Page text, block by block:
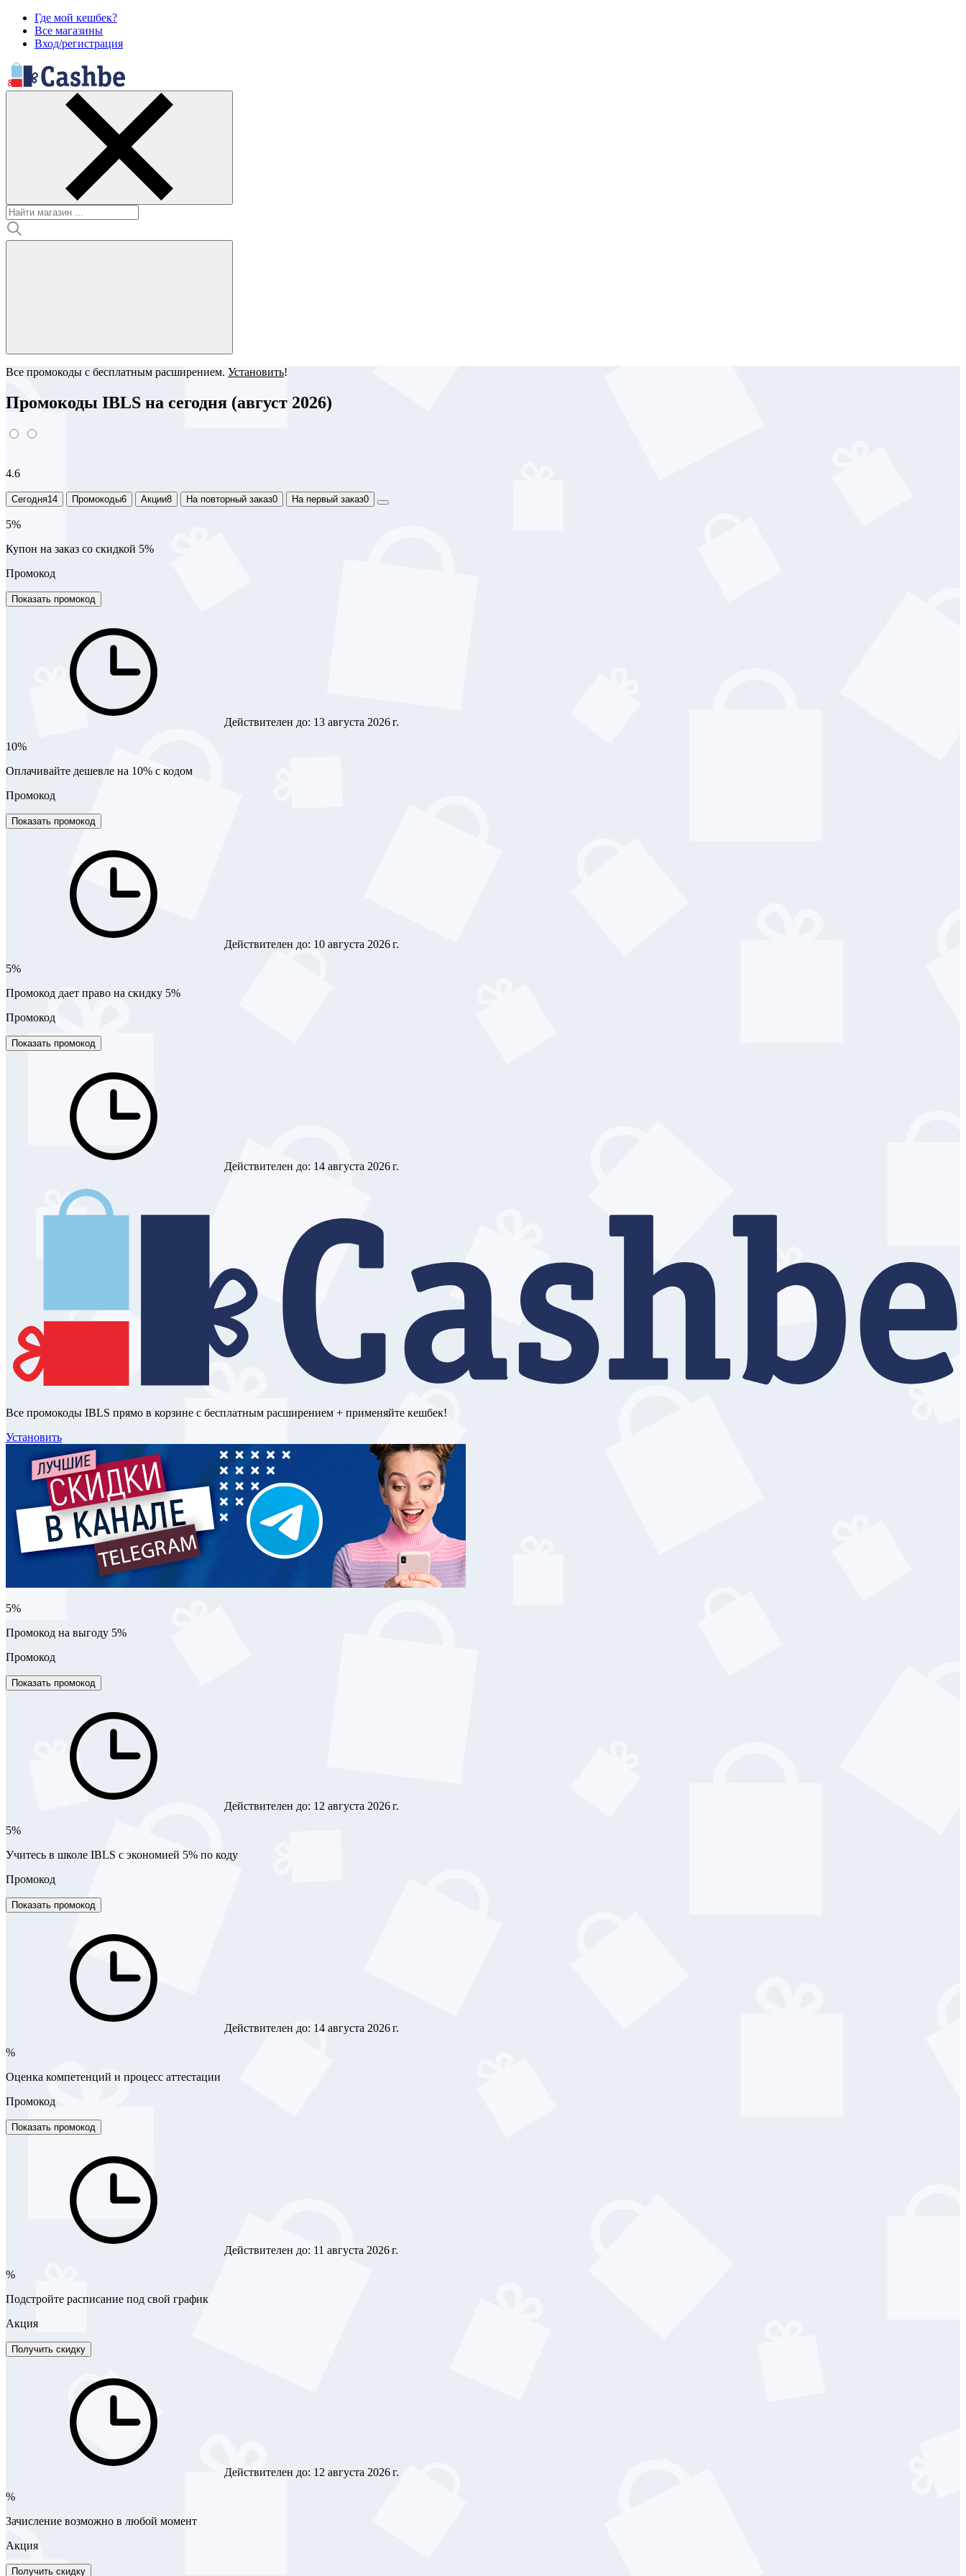
Где мой кешбек?
Все магазины
Вход/регистрация
Все промокоды с бесплатным расширением. Установить!
Промокоды IBLS на сегодня (август 2026)
4.6
Сегодня14 Промокоды6 Акции8 На повторный заказ0 На первый заказ0
5%
Купон на заказ со скидкой 5%
Промокод
Показать промокод
Действителен до: 13 августа 2026 г.
10%
Оплачивайте дешевле на 10% с кодом
Промокод
Показать промокод
Действителен до: 10 августа 2026 г.
5%
Промокод дает право на скидку 5%
Промокод
Показать промокод
Действителен до: 14 августа 2026 г.
Все промокоды IBLS прямо в корзине с бесплатным расширением + применяйте кешбек!
Установить
5%
Промокод на выгоду 5%
Промокод
Показать промокод
Действителен до: 12 августа 2026 г.
5%
Учитесь в школе IBLS с экономией 5% по коду
Промокод
Показать промокод
Действителен до: 14 августа 2026 г.
%
Оценка компетенций и процесс аттестации
Промокод
Показать промокод
Действителен до: 11 августа 2026 г.
%
Подстройте расписание под свой график
Акция
Получить скидку
Действителен до: 12 августа 2026 г.
%
Зачисление возможно в любой момент
Акция
Получить скидку